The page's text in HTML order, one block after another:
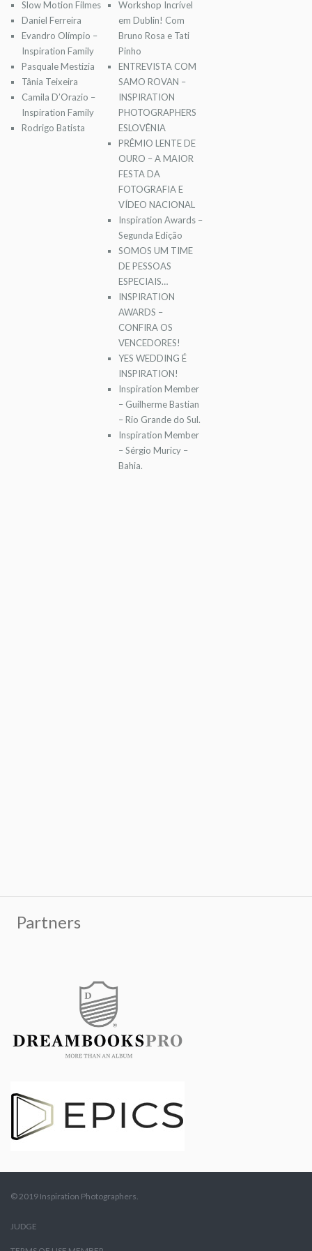
Slow Motion Filmes
Daniel Ferreira
Evandro Olímpio –
Inspiration Family
Pasquale Mestizia
Tânia Teixeira
Camila D’Orazio –
Inspiration Family
Rodrigo Batista
Workshop Incrível
em Dublin! Com
Bruno Rosa e Tati
Pinho
ENTREVISTA COM
SAMO ROVAN –
INSPIRATION
PHOTOGRAPHERS
ESLOVÊNIA
PRÊMIO LENTE DE
OURO – A MAIOR
FESTA DA
FOTOGRAFIA E
VÍDEO NACIONAL
Inspiration Awards –
Segunda Edição
SOMOS UM TIME
DE PESSOAS
ESPECIAIS…
INSPIRATION
AWARDS –
CONFIRA OS
VENCEDORES!
YES WEDDING É
INSPIRATION!
Inspiration Member
– Guilherme Bastian
– Rio Grande do Sul.
Inspiration Member
– Sérgio Muricy –
Bahia.
© 2019 Inspiration Photographers.
JUDGE